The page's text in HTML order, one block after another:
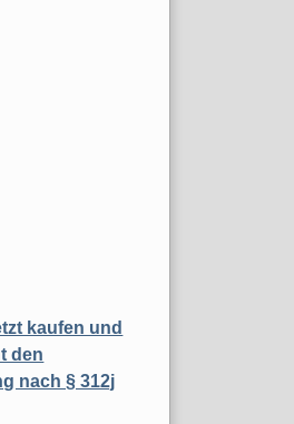
kaufen und
den
nach § 312j